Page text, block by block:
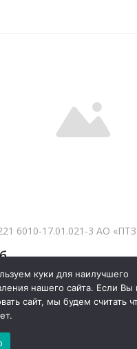
6010-17.01.021-3 АО
куки для наилучшего
нашего сайта. Если
сайт, мы будем считать